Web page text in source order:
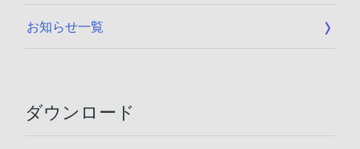
お知らせ一覧
ダウンロード